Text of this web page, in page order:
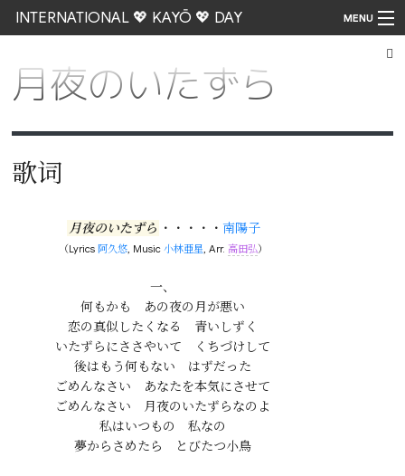
INTERNATIONAL 💖 KAYŌ 💖 DAY MENU
月夜のいたずら
歌词
月夜のいたずら ・・・・・ 南陽子
（Lyrics阿久悠, Music小林亜星, Arr.高田弘）
一、
何もかも　あの夜の月が悪い
恋の真似したくなる　青いしずく
いたずらにささやいて　くちづけして
後はもう何もない　はずだった
ごめんなさい　あなたを本気にさせて
ごめんなさい　月夜のいたずらなのよ
私はいつもの　私なの
夢からさめたら　とびたつ小鳥